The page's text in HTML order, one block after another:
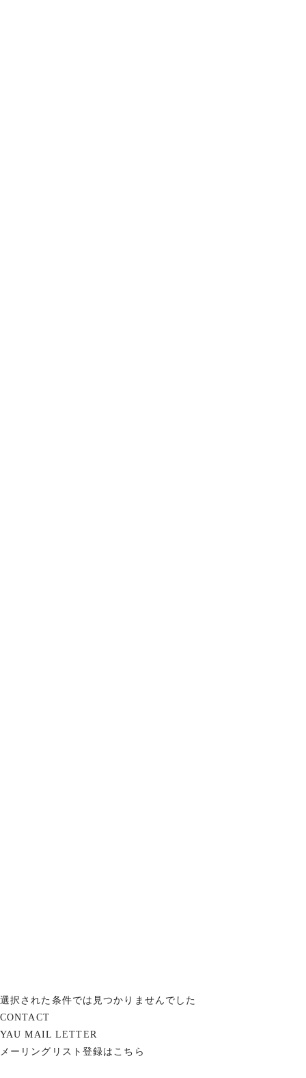
選択された条件では見つかりませんでした
CONTACT
YAU MAIL LETTER
メーリングリスト登録はこちら